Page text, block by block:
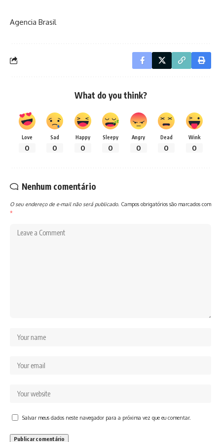
Agencia Brasil
What do you think?
Love
0
Sad
0
Happy
0
Sleepy
0
Angry
0
Dead
0
Wink
0
Nenhum comentário
O seu endereço de e-mail não será publicado. Campos obrigatórios são marcados com
*
Salvar meus dados neste navegador para a próxima vez que eu comentar.